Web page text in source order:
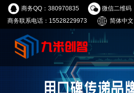
商务QQ：380970835
微信二维码
商务联系电话：15528229973
简体中文